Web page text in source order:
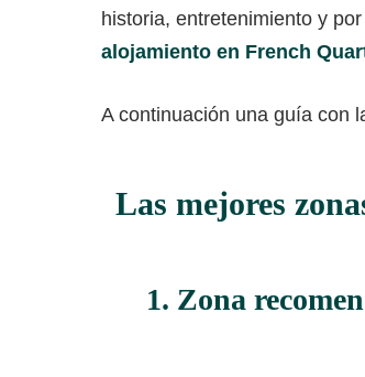
historia, entretenimiento y
alojamiento en French
A continuación una guía con
Las mejores
1. Zona